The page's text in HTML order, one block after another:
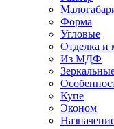
Форма
Угловые
Отделка и
Из МДФ
Купе
Эконом